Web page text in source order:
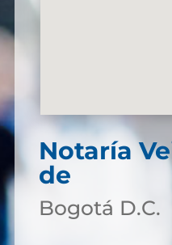
Notaría
de
Bogotá D.C.